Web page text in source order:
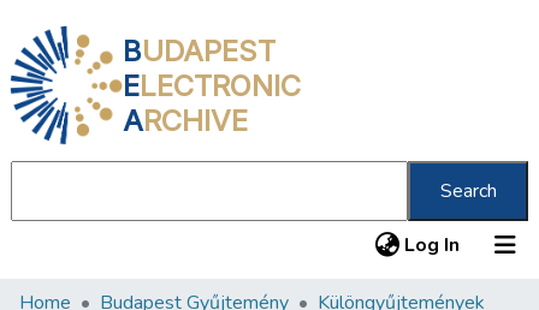
BUDAPEST
ELECTRONIC
ARCHIVE
Search
Log In (current)
Communities & Collections
Home Budapest Gyűjtemény
Különgyűjtemények